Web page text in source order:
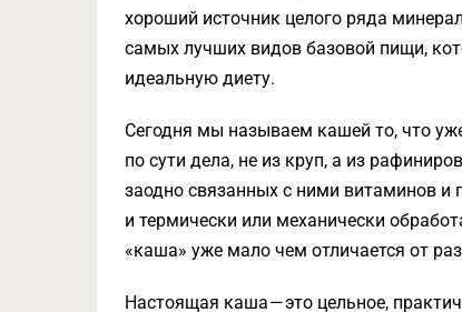
хороший источник целого ряда
самых лучших видов базовой пищи,
идеальную диету.
Сегодня мы называем кашей то, что
по сути дела, не из круп, а из
заодно связанных с ними витаминов и
и термически или механически
«каша» уже мало чем отличается от
Настоящая каша — это цельное,